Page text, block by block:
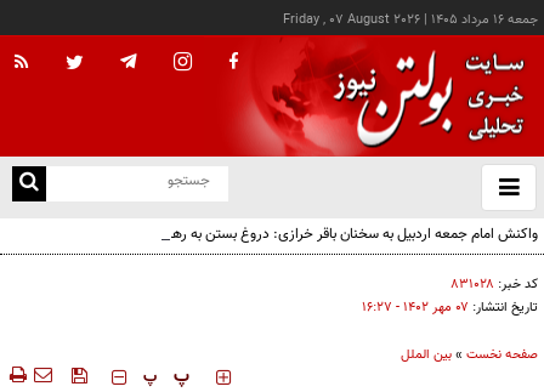
جمعه ۱۶ مرداد ۱۴۰۵ |
Friday , 07 August 2026
باز
و
واکنش امام جمعه اردبیل به سخنان باقر خرازی: دروغ بستن به رهبری قطعاً جرم بسیار بزرگی
است
کد خبر: ۸۳۱۰۲۸
تاریخ انتشار: ۰۷ مهر ۱۴۰۲ - ۱۶:۲۷
صفحه نخست »بین الملل
‍‍‍ پ پ